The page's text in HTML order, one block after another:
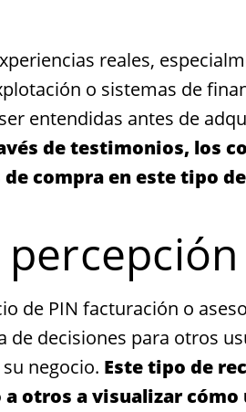
reales,
o sistemas de
entendidas antes de
de testimonios, los
compra en este tipo
de PIN facturación o
decisiones para otros
negocio. Este tipo de
otros a visualizar